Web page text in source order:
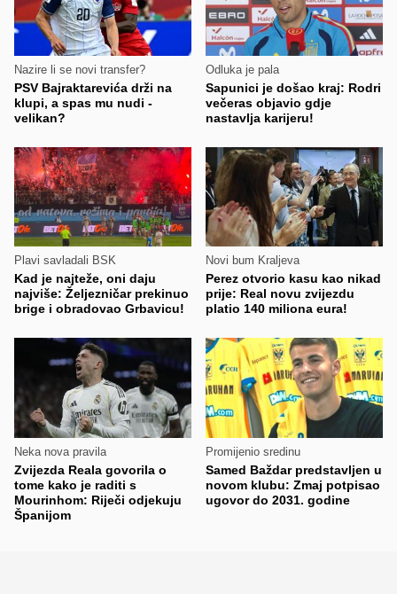
Nazire li se novi transfer?
PSV Bajraktarevića drži na
klupi, a spas mu nudi -
velikan?
Odluka je pala
Sapunici je došao kraj: Rodri
večeras objavio gdje
nastavlja karijeru!
Plavi savladali BSK
Kad je najteže, oni daju
najviše: Željezničar prekinuo
brige i obradovao Grbavicu!
Novi bum Kraljeva
Perez otvorio kasu kao nikad
prije: Real novu zvijezdu
platio 140 miliona eura!
Neka nova pravila
Zvijezda Reala govorila o
tome kako je raditi s
Mourinhom: Riječi odjekuju
Španijom
Promijenio sredinu
Samed Baždar predstavljen u
novom klubu: Zmaj potpisao
ugovor do 2031. godine